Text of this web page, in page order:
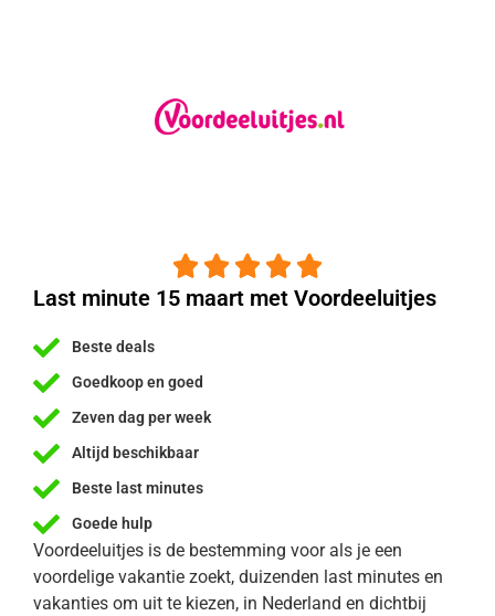
    
Last minute 15 maart met Voordeeluitjes
Beste deals
Goedkoop en goed
Zeven dag per week
Altijd beschikbaar
Beste last minutes
Goede hulp
Voordeeluitjes is de bestemming voor als je een
voordelige vakantie zoekt, duizenden last minutes en
vakanties om uit te kiezen, in Nederland en dichtbij